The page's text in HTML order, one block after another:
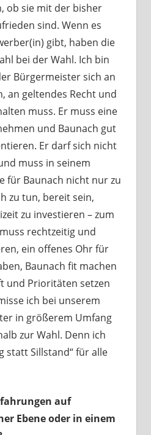
ob sie mit der bisher
sind. Wenn es
gibt, haben die
bei der Wahl. Ich bin
Bürgermeister sich an
an geltendes Recht und
muss. Er muss eine
und Baunach gut
Er darf sich nicht
muss in seinem
für Baunach nicht nur zu
zu tun, bereit sein,
zu investieren – zum
rechtzeitig und
ein offenes Ohr für
Baunach fit machen
und Prioritäten setzen
ich bei unserem
in größerem Umfang
zur Wahl. Denn ich
statt Sillstand“ für alle
auf
Ebene oder in einem